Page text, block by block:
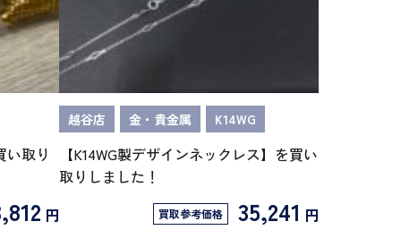
い取り
円
越谷店 金・貴金属 K14WG
【K14WG製デザインネックレス】を買い
取りしました！
買取参考価格 35,241 円